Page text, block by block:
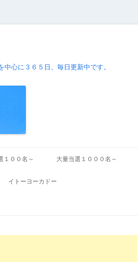
心に３６５日、毎日更新中です。
１００名～ 大量当選１０００名～
イトーヨーカドー